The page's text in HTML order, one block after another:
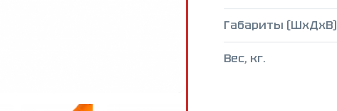
Габариты
Вес, кг.